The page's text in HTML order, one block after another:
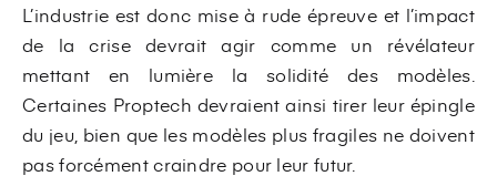
L’industrie est donc mise à rude épreuve et l’impact
de la crise devrait agir comme un révélateur
mettant en lumière la solidité des modèles.
Certaines Proptech devraient ainsi tirer leur épingle
du jeu, bien que les modèles plus fragiles ne doivent
pas forcément craindre pour leur futur.